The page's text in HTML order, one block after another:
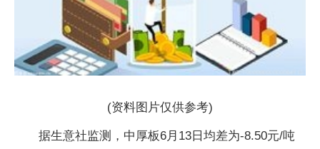
(资料图片仅供参考)
据生意社监测，中厚板6月13日均差为-8.50元/吨